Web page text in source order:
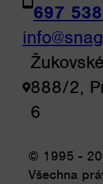
697 538
888/2,
6
© 1995 -
Všechna